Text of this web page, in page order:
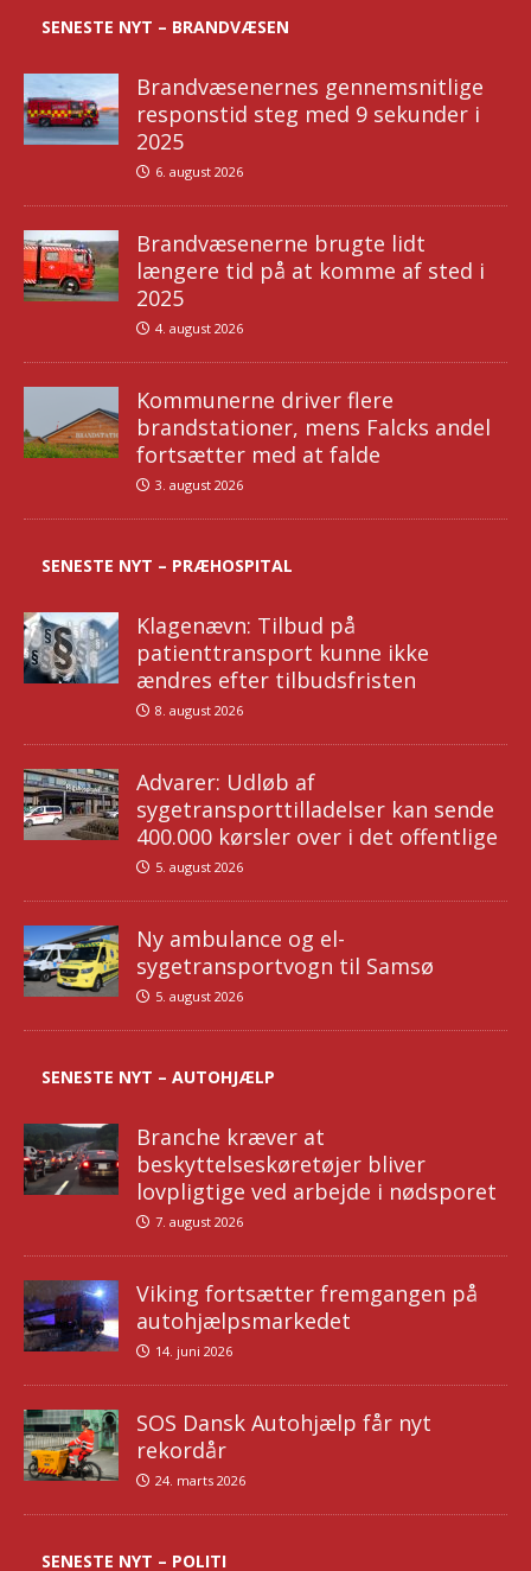
SENESTE NYT – BRANDVÆSEN
Brandvæsenernes gennemsnitlige
responstid steg med 9 sekunder i
2025
6. august 2026
Brandvæsenerne brugte lidt
længere tid på at komme af sted i
2025
4. august 2026
Kommunerne driver flere
brandstationer, mens Falcks andel
fortsætter med at falde
3. august 2026
SENESTE NYT – PRÆHOSPITAL
Klagenævn: Tilbud på
patienttransport kunne ikke
ændres efter tilbudsfristen
8. august 2026
Advarer: Udløb af
sygetransporttilladelser kan sende
400.000 kørsler over i det offentlige
5. august 2026
Ny ambulance og el-
sygetransportvogn til Samsø
5. august 2026
SENESTE NYT – AUTOHJÆLP
Branche kræver at
beskyttelseskøretøjer bliver
lovpligtige ved arbejde i nødsporet
7. august 2026
Viking fortsætter fremgangen på
autohjælpsmarkedet
14. juni 2026
SOS Dansk Autohjælp får nyt
rekordår
24. marts 2026
SENESTE NYT – POLITI